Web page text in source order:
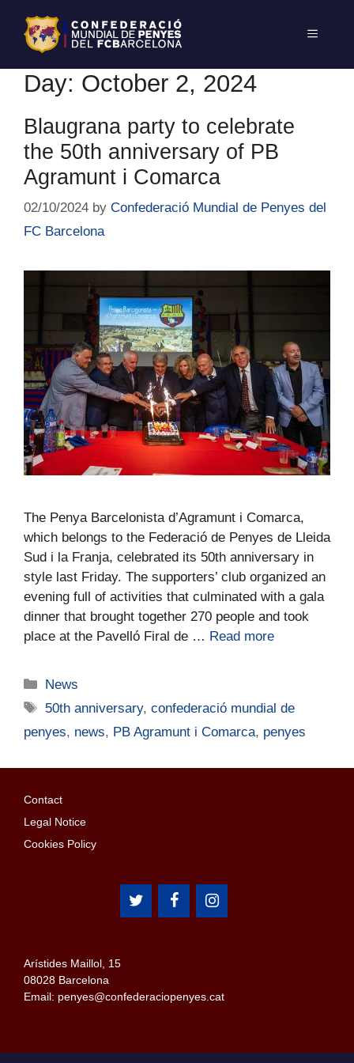
Day: October 2, 2024
Blaugrana party to celebrate
the 50th anniversary of PB
Agramunt i Comarca
02/10/2024 by Confederació Mundial de Penyes del
FC Barcelona
The Penya Barcelonista d’Agramunt i Comarca,
which belongs to the Federació de Penyes de Lleida
Sud i la Franja, celebrated its 50th anniversary in
style last Friday. The supporters’ club organized an
evening full of activities that culminated with a gala
dinner that brought together 270 people and took
place at the Pavelló Firal de … Read more
News
50th anniversary,confederació mundial de
penyes, news, PB Agramunt i Comarca, penyes
Contact
Legal Notice
Cookies Policy
Arístides Maillol, 15
08028 Barcelona
Email: penyes@confederaciopenyes.cat